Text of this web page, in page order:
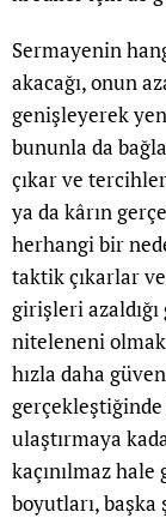
Sermayenin
akacağı, onun
genişleyerek
bununla da
çıkar ve
ya da kârın
herhangi bir
taktik çıkarlar
girişleri azaldığı
niteleneni
hızla daha
gerçekleştiğinde
ulaştırmaya
kaçınılmaz hale
boyutları, başka